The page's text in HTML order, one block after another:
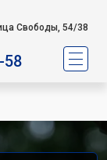
Свободы, 54/38
58